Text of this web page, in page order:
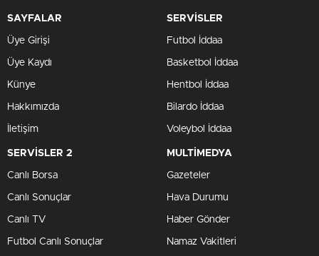
SAYFALAR
Üye Girişi
Üye Kaydı
Künye
Hakkımızda
İletişim
SERVİSLER
Futbol İddaa
Basketbol İddaa
Hentbol İddaa
Bilardo İddaa
Voleybol İddaa
SERVİSLER 2
Canlı Borsa
Canlı Sonuçlar
Canlı TV
Futbol Canlı Sonuçlar
MULTİMEDYA
Gazeteler
Hava Durumu
Haber Gönder
Namaz Vakitleri